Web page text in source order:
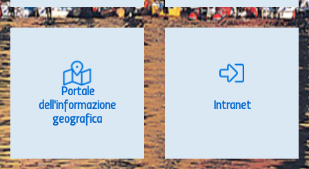
Portale
dell'informazione
geografica
Intranet